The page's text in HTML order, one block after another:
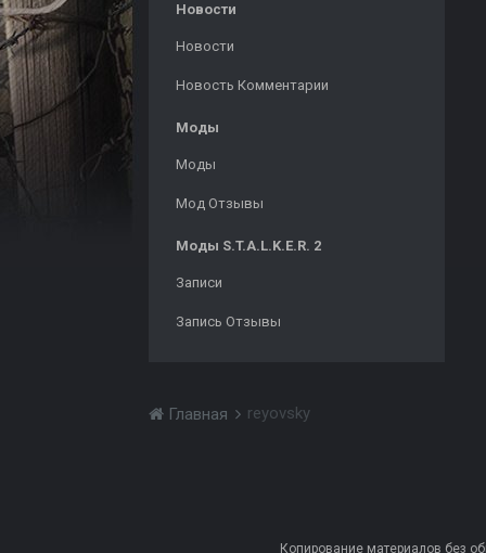
Новости
Новости
Новость Комментарии
Моды
Моды
Мод Отзывы
Моды S.T.A.L.K.E.R. 2
Записи
Запись Отзывы
Главная reyovsky
Копирование материалов без